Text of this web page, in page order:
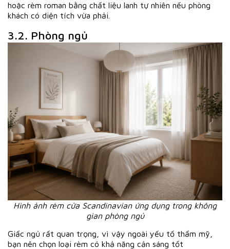
hoặc rèm roman bằng chất liệu lanh tự nhiên nếu phòng
khách có diện tích vừa phải.
3.2. Phòng ngủ
Hình ảnh rèm cửa Scandinavian ứng dụng trong không
gian phòng ngủ
Giấc ngủ rất quan trọng, vì vậy ngoài yếu tố thẩm mỹ,
bạn nên chọn loại rèm có khả năng cản sáng tốt